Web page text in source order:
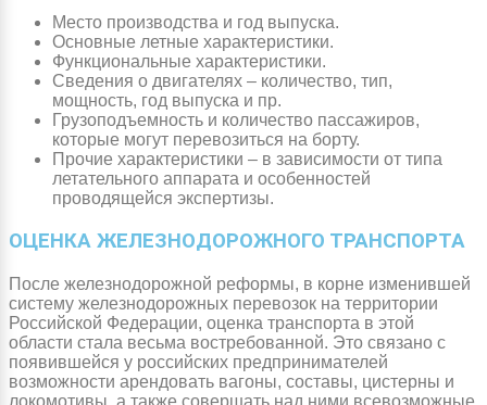
Место производства и год выпуска.
Основные летные характеристики.
Функциональные характеристики.
Сведения о двигателях – количество, тип,
мощность, год выпуска и пр.
Грузоподъемность и количество пассажиров,
которые могут перевозиться на борту.
Прочие характеристики – в зависимости от типа
летательного аппарата и особенностей
проводящейся экспертизы.
ОЦЕНКА ЖЕЛЕЗНОДОРОЖНОГО ТРАНСПОРТА
После железнодорожной реформы, в корне изменившей
систему железнодорожных перевозок на территории
Российской Федерации, оценка транспорта в этой
области стала весьма востребованной. Это связано с
появившейся у российских предпринимателей
возможности арендовать вагоны, составы, цистерны и
локомотивы, а также совершать над ними всевозможные